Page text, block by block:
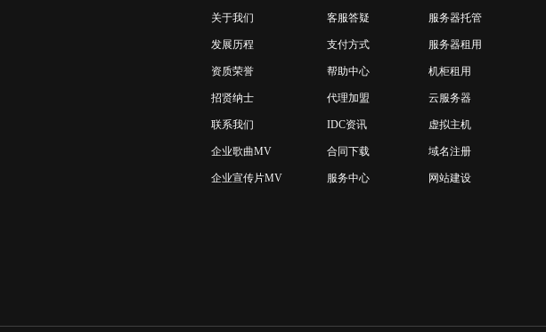
服务器托管
服务器租用
机柜租用
云服务器
虚拟主机
域名注册
网站建设
客服答疑
支付方式
帮助中心
代理加盟
IDC资讯
合同下载
服务中心
关于我们
发展历程
资质荣誉
招贤纳士
联系我们
企业歌曲MV
企业宣传片MV